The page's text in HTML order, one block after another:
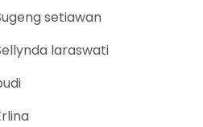
setiawan
laraswati